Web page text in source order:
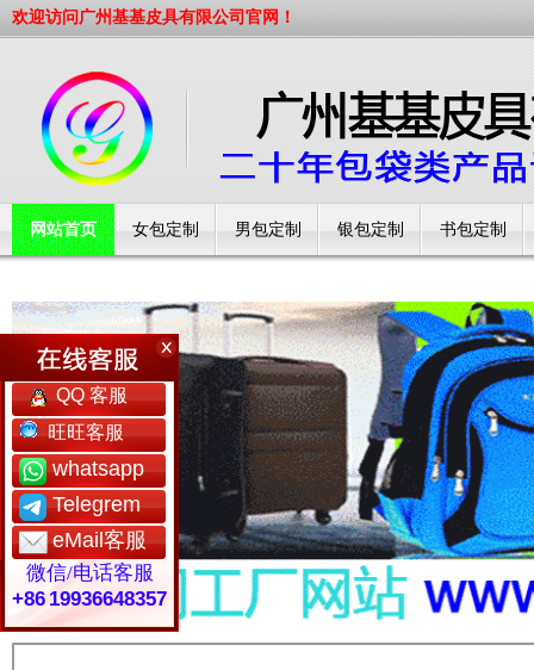
欢迎访问广州基基皮具有限公司官网！
网站首页 女包定制 男包定制 银包定制 书包定制
QQ 客服
旺旺客服
whatsapp
Telegrem
eMail客服
微信/电话客服
+86 19936648357